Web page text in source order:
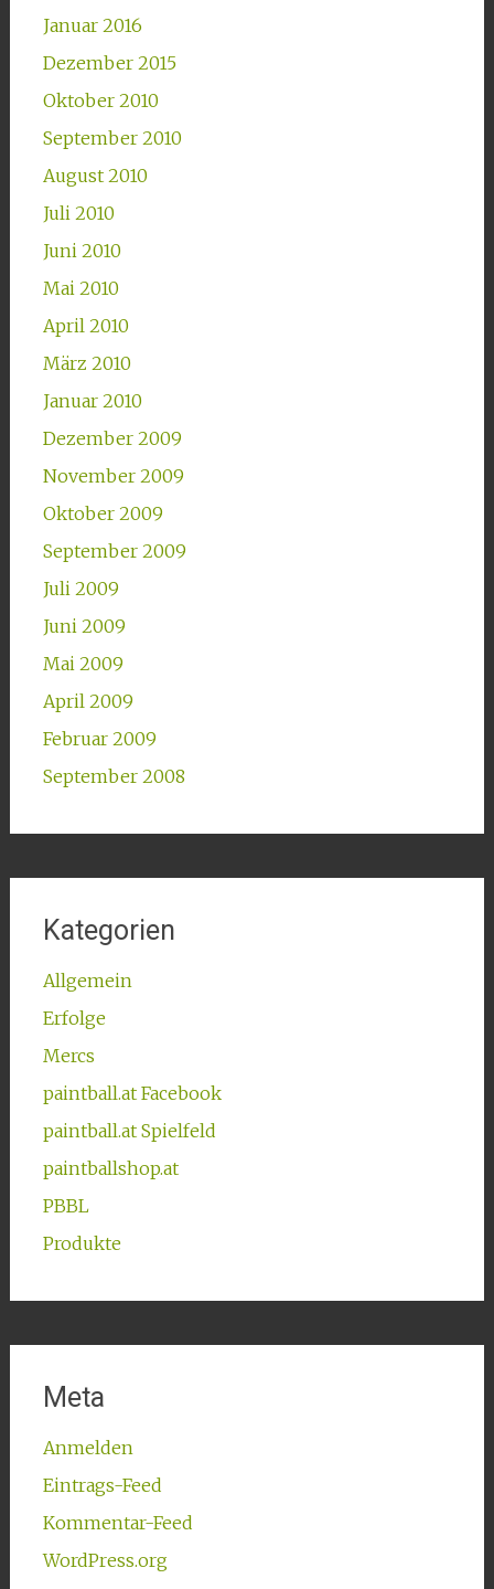
Januar 2016
Dezember 2015
Oktober 2010
September 2010
August 2010
Juli 2010
Juni 2010
Mai 2010
April 2010
März 2010
Januar 2010
Dezember 2009
November 2009
Oktober 2009
September 2009
Juli 2009
Juni 2009
Mai 2009
April 2009
Februar 2009
September 2008
Kategorien
Allgemein
Erfolge
Mercs
paintball.at Facebook
paintball.at Spielfeld
paintballshop.at
PBBL
Produkte
Meta
Anmelden
Eintrags-Feed
Kommentar-Feed
WordPress.org